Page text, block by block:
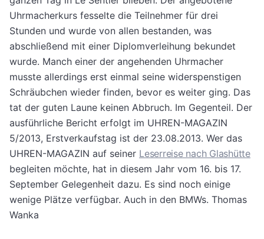
Uhrmacherkurs fesselte die Teilnehmer für drei
Stunden und wurde von allen bestanden, was
abschließend mit einer Diplomverleihung bekundet
wurde. Manch einer der angehenden Uhrmacher
musste allerdings erst einmal seine widerspenstigen
Schräubchen wieder finden, bevor es weiter ging. Das
tat der guten Laune keinen Abbruch. Im Gegenteil. Der
ausführliche Bericht erfolgt im UHREN-MAGAZIN
5/2013, Erstverkaufstag ist der 23.08.2013. Wer das
UHREN-MAGAZIN auf seiner Leserreise nach Glashütte
begleiten möchte, hat in diesem Jahr vom 16. bis 17.
September Gelegenheit dazu. Es sind noch einige
wenige Plätze verfügbar. Auch in den BMWs. Thomas
Wanka